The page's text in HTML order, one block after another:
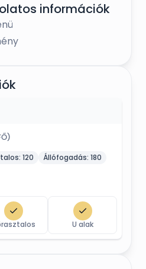
információk
120 Állófogadás: 180
U alak